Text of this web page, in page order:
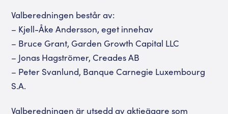
Valberedningen består av:
– Kjell-Åke Andersson, eget innehav
– Bruce Grant, Garden Growth Capital LLC
– Jonas Hagströmer, Creades AB
– Peter Svanlund, Banque Carnegie Luxembourg
S.A.
Valberedningen är utsedd av aktieägare som